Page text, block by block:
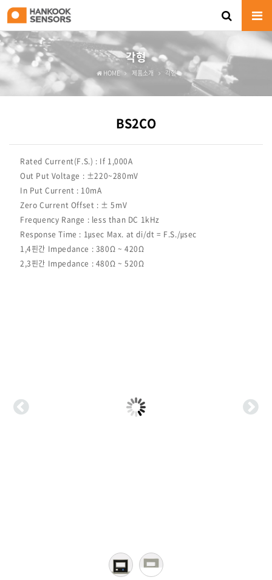
각형
HOME 제품소개 각형
BS2CO
Rated Current(F.S.) : If 1,000A
Out Put Voltage : ±220~280mV
In Put Current : 10mA
Zero Current Offset : ± 5mV
Frequency Range : less than DC 1kHz
Response Time : 1㎲ec Max. at di/dt = F.S./㎲ec
1,4핀간 Impedance : 380Ω ~ 420Ω
2,3핀간 Impedance : 480Ω ~ 520Ω